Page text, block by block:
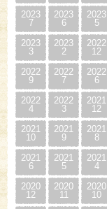
2023
7
2023
6
2023
5
2023
3
2023
2
2022
12
2022
9
2022
7
2022
6
2022
4
2022
3
2021
12
2021
10
2021
9
2021
8
2021
6
2021
5
2021
4
2020
12
2020
11
2020
10